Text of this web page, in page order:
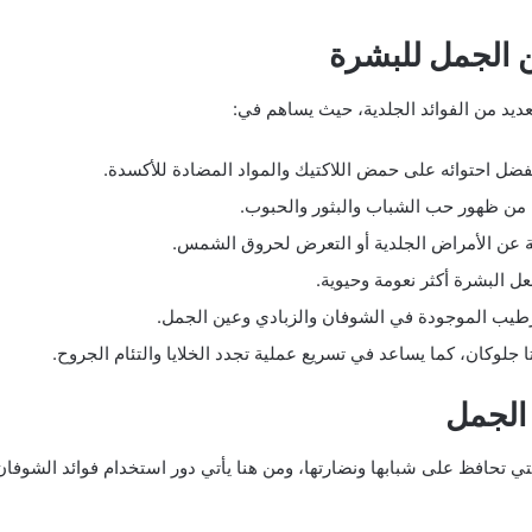
الجمل للبشرة
من الفوائد الجلدية، حيث يساهم في:
احتوائه على حمض اللاكتيك والمواد المضادة للأكسدة.
من ظهور حب الشباب والبثور والحبوب.
عن الأمراض الجلدية أو التعرض لحروق الشمس.
البشرة أكثر نعومة وحيوية.
الموجودة في الشوفان والزبادي وعين الجمل.
كما يساعد في تسريع عملية تجدد الخلايا والتئام الجروح.
تحافظ على شبابها ونضارتها، ومن هنا يأتي دور استخدام فوائد